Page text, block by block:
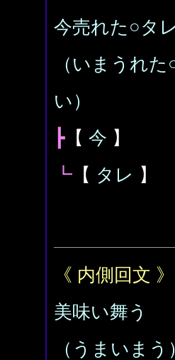
今売れた○タ
（いまうれ
い）
┣ 【 今 】
┗ 【 タレ 】
《 内側回文 》
美味い舞う
（うまいまう